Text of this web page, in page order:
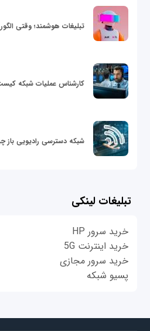
تبلیغات هوشمند؛ وقتی
کارشناس عملیات شبکه
شبکه دسترسی رادیویی
تبلیغات لینکی
خرید سرور HP
خرید اینترنت 5G
خرید سرور مجازی
پسیو شبکه